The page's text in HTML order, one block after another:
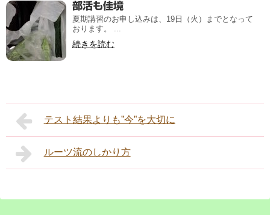
部活も佳境
夏期講習のお申し込みは、19日（火）までとなって
おります。 ...
続きを読む
テスト結果よりも”今”を大切に
ルーツ流のしかり方